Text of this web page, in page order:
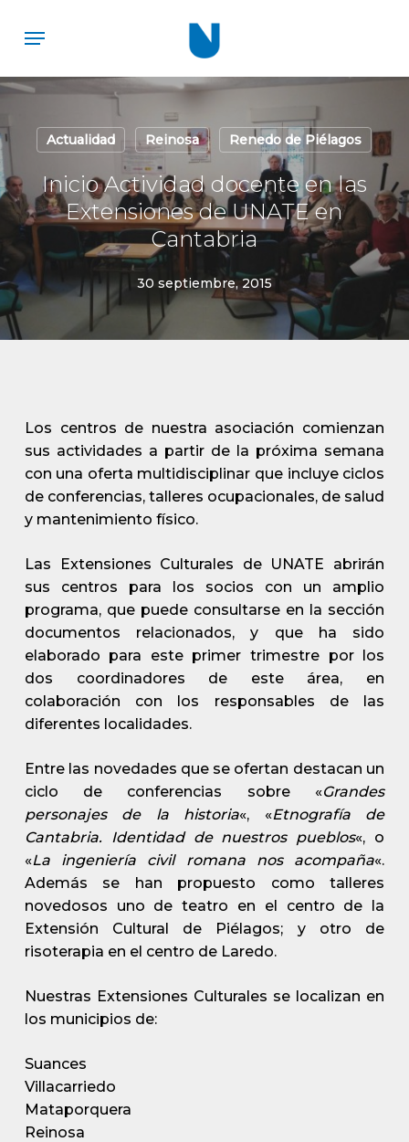
content
Menu
Actualidad Reinosa Renedo de Piélagos
Inicio Actividad docente en las
Extensiones de UNATE en
Cantabria
30 septiembre, 2015
Los centros de nuestra asociación comienzan
sus actividades a partir de la próxima semana
con una oferta multidisciplinar que incluye ciclos
de conferencias, talleres ocupacionales, de salud
y mantenimiento físico.
Las Extensiones Culturales de UNATE abrirán
sus centros para los socios con un amplio
programa, que puede consultarse en la sección
documentos relacionados, y que ha sido
elaborado para este primer trimestre por los
dos coordinadores de este área, en
colaboración con los responsables de las
diferentes localidades.
Entre las novedades que se ofertan destacan un
ciclo de conferencias sobre «Grandes
personajes de la historia«, «Etnografía de
Cantabria. Identidad de nuestros pueblos«, o
«La ingeniería civil romana nos acompaña«.
Además se han propuesto como talleres
novedosos uno de teatro en el centro de la
Extensión Cultural de Piélagos; y otro de
risoterapia en el centro de Laredo.
Nuestras Extensiones Culturales se localizan en
los municipios de:
Suances
Villacarriedo
Mataporquera
Reinosa